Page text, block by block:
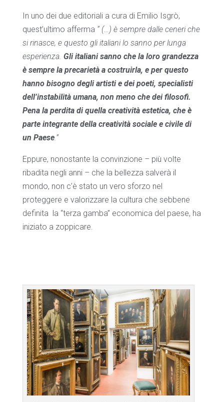
In uno dei due editoriali a cura di Emilio Isgrò,
quest’ultimo afferma “ (…) è sempre dalle ceneri che
si rinasce, e questo gli italiani lo sanno per lunga
esperienza. Gli italiani sanno che la loro grandezza
è sempre la precarietà a costruirla, e per questo
hanno bisogno degli artisti e dei poeti, specialisti
dell’instabilità umana, non meno che dei filosofi.
Pena la perdita di quella creatività estetica, che è
parte integrante della creatività sociale e civile di
un Paese.”
Eppure, nonostante la convinzione – più volte
ribadita negli anni – che la bellezza salverà il
mondo, non c’è stato un vero sforzo nel
proteggere e valorizzare la cultura che sebbene
definita la “terza gamba” economica del paese, ha
iniziato a zoppicare.